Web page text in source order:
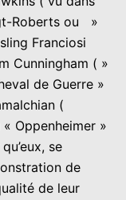
Roberts ou »
Franciosi
Cunningham ( »
de Guerre »
(
Oppenheimer »
se
de
de leur